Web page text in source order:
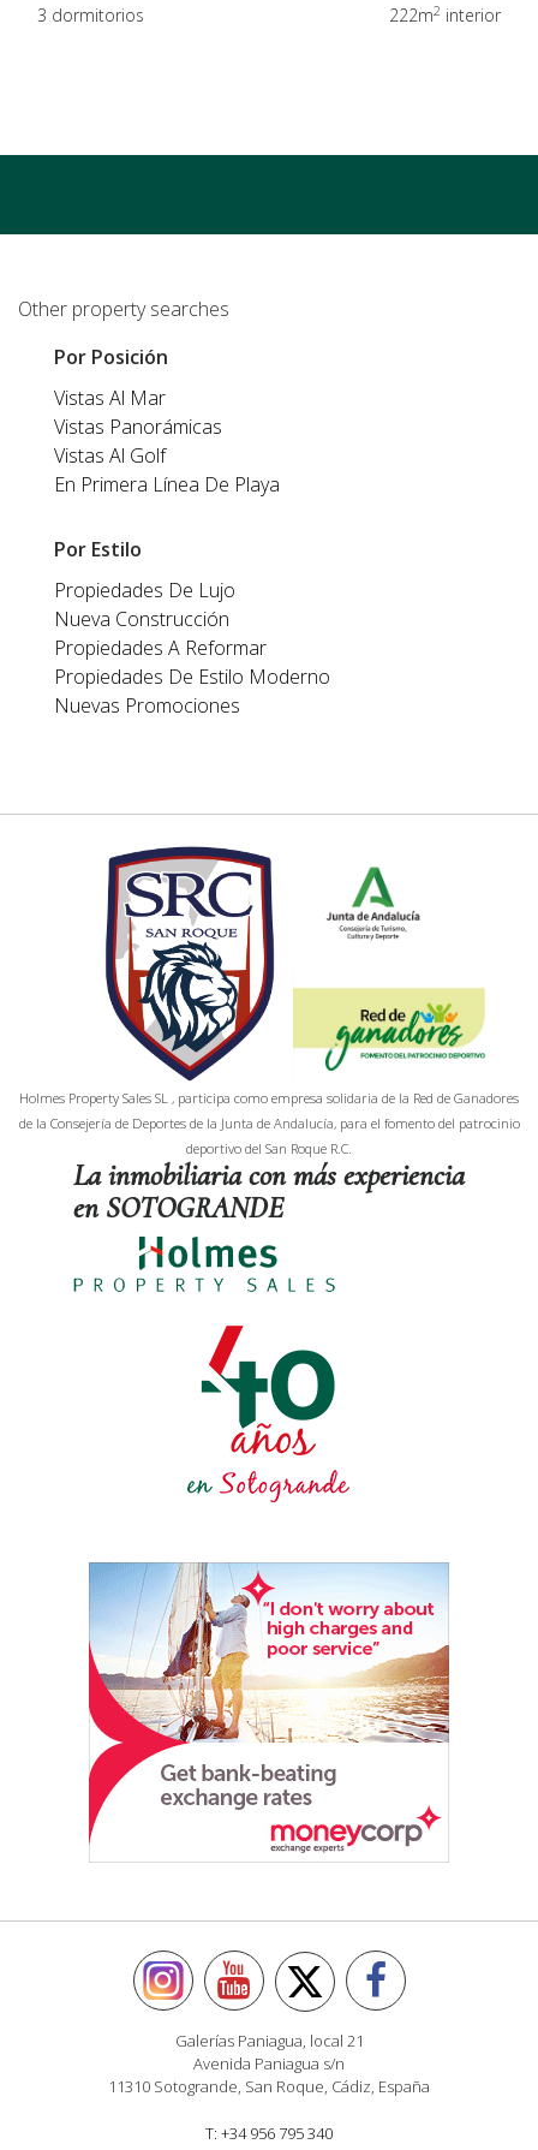
3 dormitorios 222m2 interior
Other property searches
Por Posición
Vistas Al Mar
Vistas Panorámicas
Vistas Al Golf
En Primera Línea De Playa
Por Estilo
Propiedades De Lujo
Nueva Construcción
Propiedades A Reformar
Propiedades De Estilo Moderno
Nuevas Promociones
La inmobiliaria con más experiencia
en SOTOGRANDE
Holmes Property Sales SL , participa como empresa solidaria de la Red de Ganadores
de la Consejería de Deportes de la Junta de Andalucía, para el fomento del patrocinio
deportivo del San Roque R.C.
Galerías Paniagua, local 21
Avenida Paniagua s/n
11310 Sotogrande, San Roque, Cádiz, España
T: +34 956 795 340